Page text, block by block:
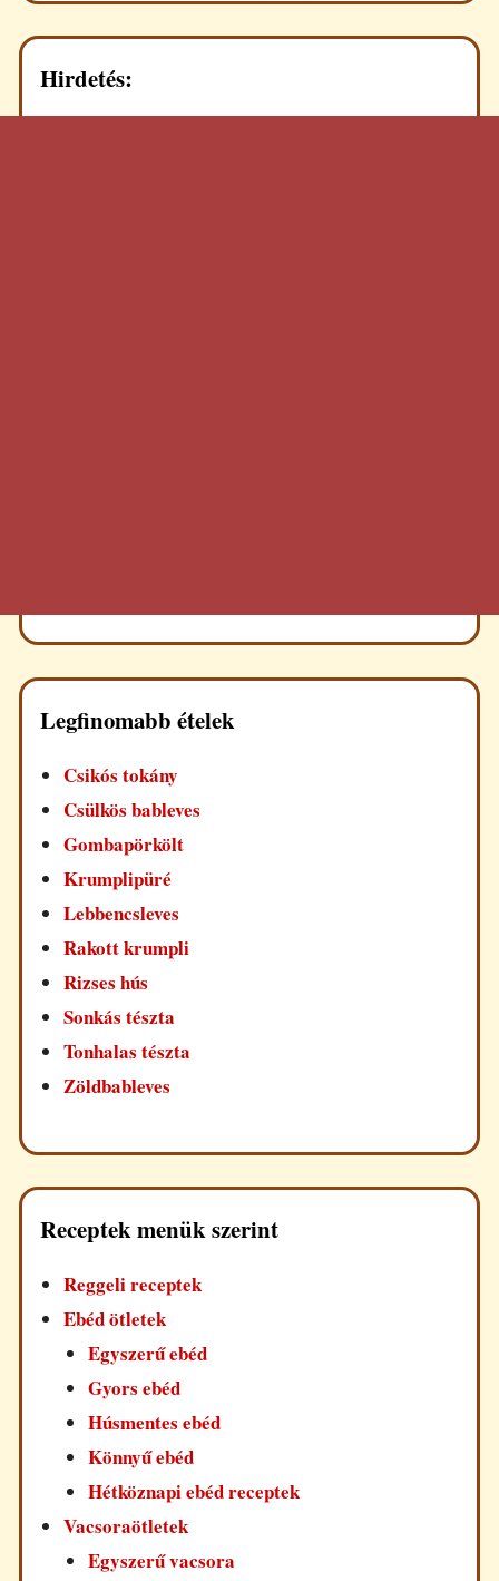
Hirdetés:
Legfinomabb ételek
Csikós tokány
Csülkös bableves
Gombapörkölt
Krumplipüré
Lebbencsleves
Rakott krumpli
Rizses hús
Sonkás tészta
Tonhalas tészta
Zöldbableves
Receptek menük szerint
Reggeli receptek
Ebéd ötletek
Egyszerű ebéd
Gyors ebéd
Húsmentes ebéd
Könnyű ebéd
Hétköznapi ebéd receptek
Vacsoraötletek
Egyszerű vacsora